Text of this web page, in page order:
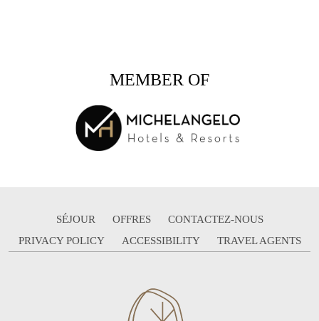
MEMBER OF
SÉJOUR OFFRES
CONTACTEZ-NOUS
PRIVACY POLICY
ACCESSIBILITY TRAVEL AGENTS